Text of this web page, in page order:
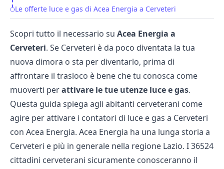
Le offerte luce e gas di Acea Energia a Cerveteri
Scopri tutto il necessario su Acea Energia a
Cerveteri. Se Cerveteri è da poco diventata la tua
nuova dimora o sta per diventarlo, prima di
affrontare il trasloco è bene che tu conosca come
muoverti perattivare le tue utenze luce e gas.
Questa guida spiega agli abitanti cerveterani come
agire per attivare i contatori di luce e gas a Cerveteri
con Acea Energia. Acea Energia ha una lunga storia a
Cerveteri e più in generale nella regione Lazio. I 36524
cittadini cerveterani sicuramente conosceranno il